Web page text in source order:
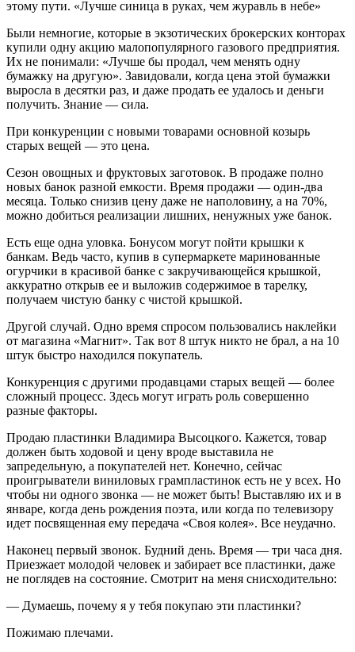
этому пути. «Лучше синица в руках, чем журавль в небе»
Были немногие, которые в экзотических брокерских конторах
купили одну акцию малопопулярного газового предприятия.
Их не понимали: «Лучше бы продал, чем менять одну
бумажку на другую». Завидовали, когда цена этой бумажки
выросла в десятки раз, и даже продать ее удалось и деньги
получить. Знание — сила.
При конкуренции с новыми товарами основной козырь
старых вещей — это цена.
Сезон овощных и фруктовых заготовок. В продаже полно
новых банок разной емкости. Время продажи — один-два
месяца. Только снизив цену даже не наполовину, а на 70%,
можно добиться реализации лишних, ненужных уже банок.
Есть еще одна уловка. Бонусом могут пойти крышки к
банкам. Ведь часто, купив в супермаркете маринованные
огурчики в красивой банке с закручивающейся крышкой,
аккуратно открыв ее и выложив содержимое в тарелку,
получаем чистую банку с чистой крышкой.
Другой случай. Одно время спросом пользовались наклейки
от магазина «Магнит». Так вот 8 штук никто не брал, а на 10
штук быстро находился покупатель.
Конкуренция с другими продавцами старых вещей — более
сложный процесс. Здесь могут играть роль совершенно
разные факторы.
Продаю пластинки Владимира Высоцкого. Кажется, товар
должен быть ходовой и цену вроде выставила не
запредельную, а покупателей нет. Конечно, сейчас
проигрыватели виниловых грампластинок есть не у всех. Но
чтобы ни одного звонка — не может быть! Выставляю их и в
январе, когда день рождения поэта, или когда по телевизору
идет посвященная ему передача «Своя колея». Все неудачно.
Наконец первый звонок. Будний день. Время — три часа дня.
Приезжает молодой человек и забирает все пластинки, даже
не поглядев на состояние. Смотрит на меня снисходительно:
— Думаешь, почему я у тебя покупаю эти пластинки?
Пожимаю плечами.